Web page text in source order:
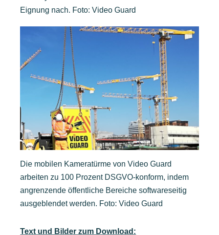
Eignung nach. Foto: Video Guard
Die mobilen Kameratürme von Video Guard
arbeiten zu 100 Prozent DSGVO-konform, indem
angrenzende öffentliche Bereiche softwareseitig
ausgeblendet werden. Foto: Video Guard
Text und Bilder zum Download: